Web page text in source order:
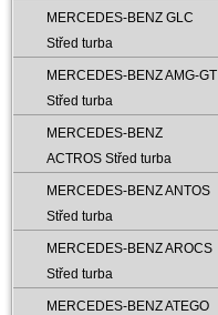
MERCEDES-BENZ GLC
Střed turba
MERCEDES-BENZ AMG-GT
Střed turba
MERCEDES-BENZ
ACTROS Střed turba
MERCEDES-BENZ ANTOS
Střed turba
MERCEDES-BENZ AROCS
Střed turba
MERCEDES-BENZ ATEGO